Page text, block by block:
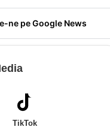
ne pe Google News
TikTok